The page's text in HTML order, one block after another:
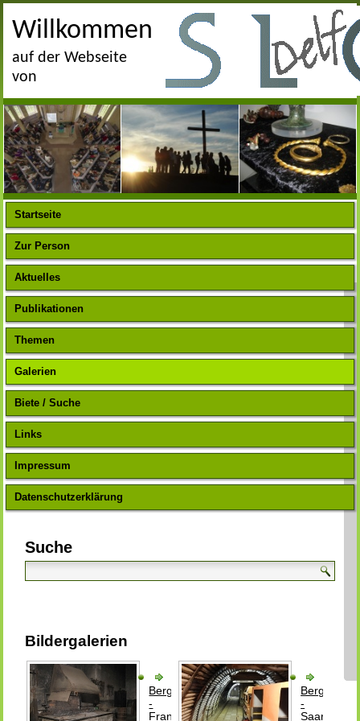
Willkommen
auf der Webseite
von
Startseite
Zur Person
Aktuelles
Publikationen
Themen
Galerien
Biete / Suche
Links
Impressum
Datenschutzerklärung
Suche
Bildergalerien
Bergbau
-
Frankreich
Bergbau
-
Saarland